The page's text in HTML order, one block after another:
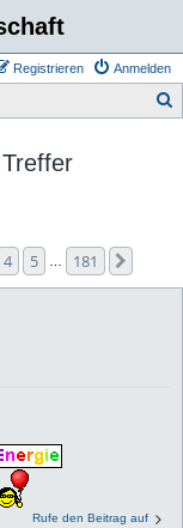
Anmelden
Registrieren
4 5 181
Rufe den Beitrag auf